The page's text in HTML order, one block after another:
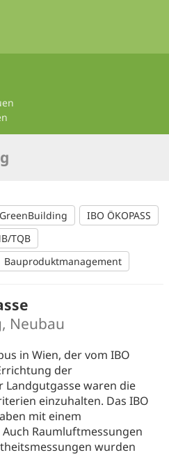
IBO ÖKOPASS
TQB
Bauproduktmanagement
Neubau
in Wien, der vom IBO
der
waren die
einzuhalten. Das IBO
mit einem
Raumluftmessungen
wurden